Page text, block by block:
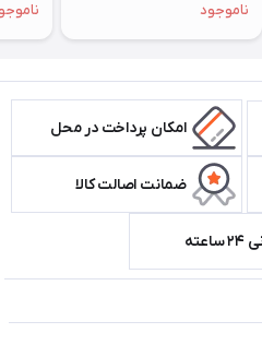
ناموجود
امکان پرداخت در محل
ضمانت اصالت کالا